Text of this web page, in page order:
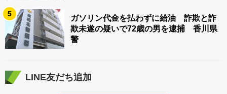
5
ガソリン代金を払わずに給油 詐欺と詐
欺未遂の疑いで72歳の男を逮捕 香川県
警
LINE友だち追加